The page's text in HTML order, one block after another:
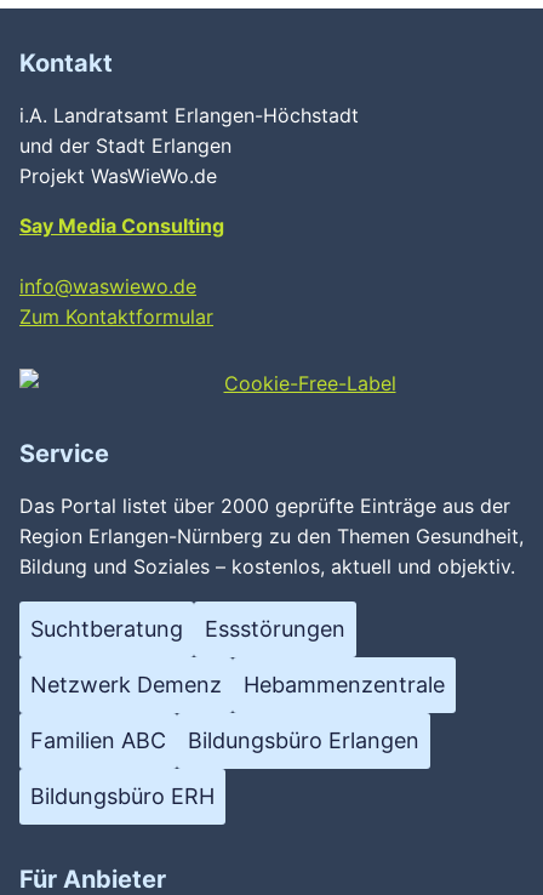
Kontakt
i.A. Landratsamt Erlangen-Höchstadt
und der Stadt Erlangen
Projekt WasWieWo.de
Say Media Consulting
info@waswiewo.de
Zum Kontaktformular
Service
Das Portal listet über 2000 geprüfte Einträge aus der
Region Erlangen-Nürnberg zu den Themen Gesundheit,
Bildung und Soziales – kostenlos, aktuell und objektiv.
Suchtberatung Essstörungen
Netzwerk Demenz Hebammenzentrale
Familien ABC Bildungsbüro Erlangen
Bildungsbüro ERH
Für Anbieter